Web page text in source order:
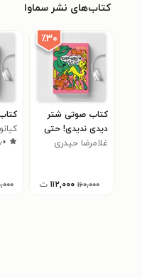
کتاب‌های نشر سماوا
٪۳۰
کتاب صوتی شتر
دیدی ندیدی! حتی
خر و گربه
غلامرضا حیدری
۱۶۰,۰۰۰ ۱۱۲,۰۰۰ ت